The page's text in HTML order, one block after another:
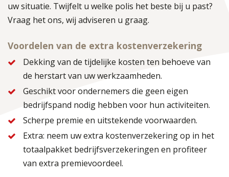
uw situatie. Twijfelt u welke polis het beste bij u past?
Vraag het ons, wij adviseren u graag.
Voordelen van de extra kostenverzekering
Dekking van de tijdelijke kosten ten behoeve van
de herstart van uw werkzaamheden.
Geschikt voor ondernemers die geen eigen
bedrijfspand nodig hebben voor hun activiteiten.
Scherpe premie en uitstekende voorwaarden.
Extra: neem uw extra kostenverzekering op in het
totaalpakket bedrijfsverzekeringen en profiteer
van extra premievoordeel.